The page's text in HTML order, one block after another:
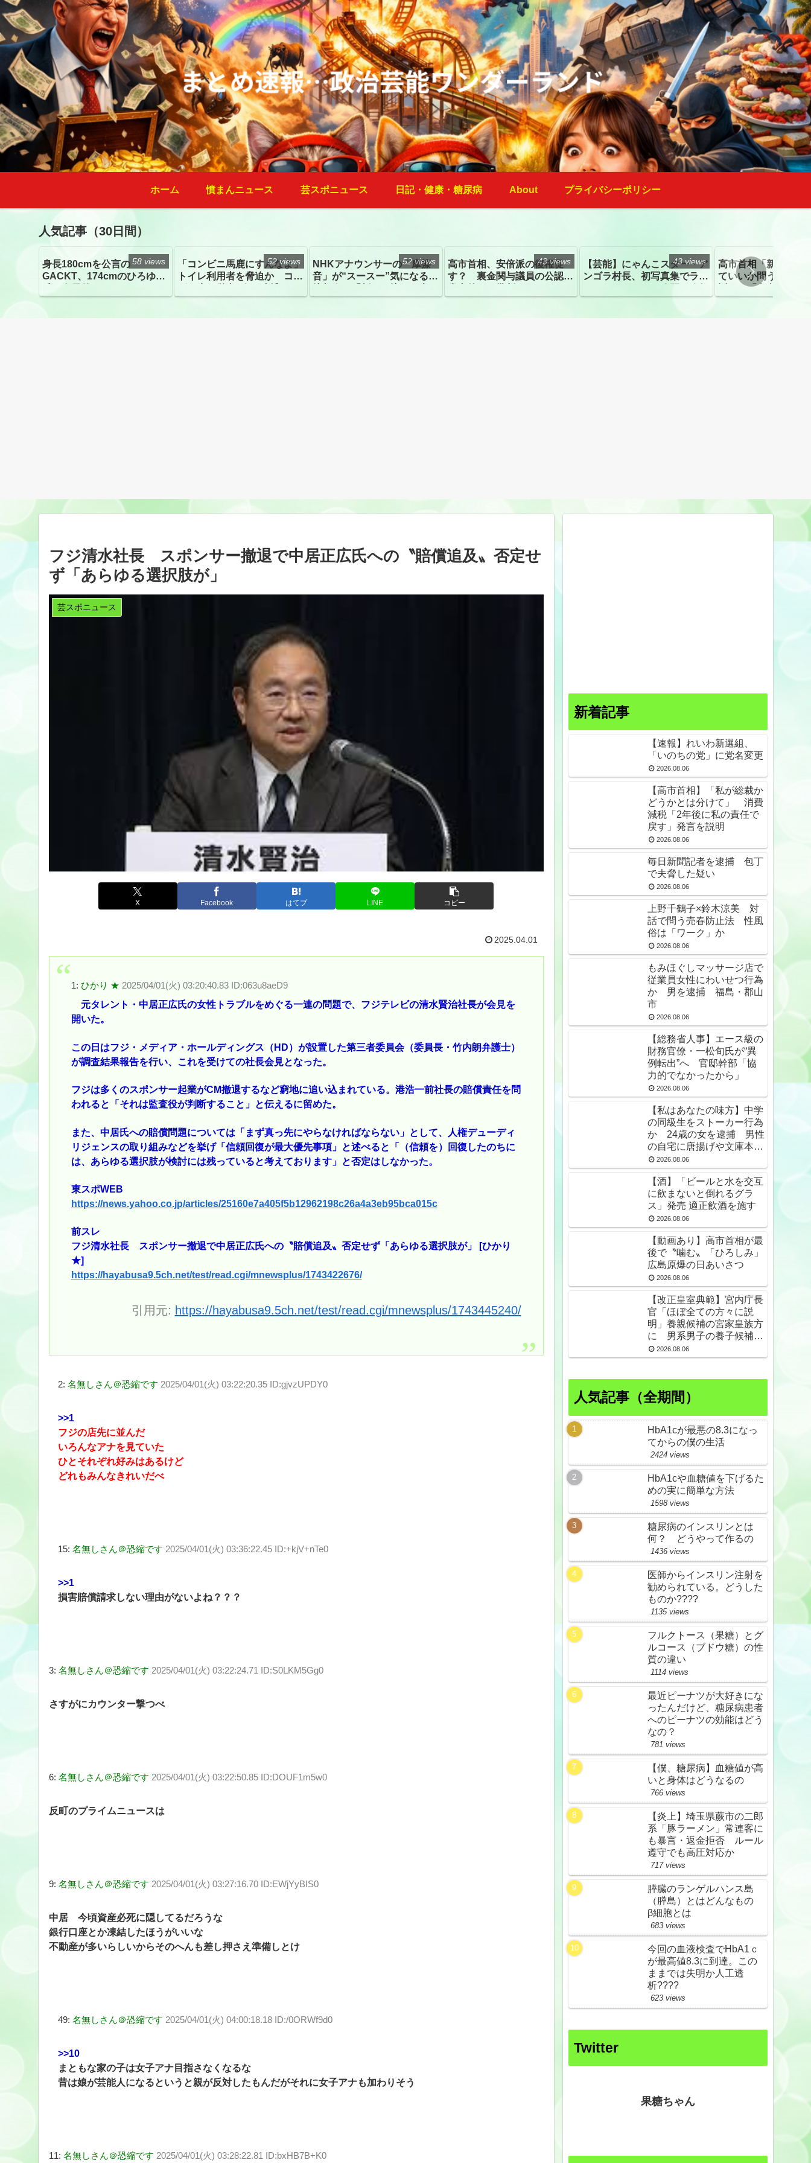
ホーム 憤まんニュース 芸スポニュース 日記・健康・糖尿病 About プライバシーポリシー
人気記事（30日間）
身長180cmを公言の
GACKT、174cmのひろゆき
トざわつき イベントでの写
58 views
「コンビニ馬鹿にすんなよ」
トイレ利用者を脅迫か コン
52 views
NHKアナウンサーの「摩擦
音」が“スースー”気になる指
聴こえる。聴きづらい」
52 views
高市首相、安倍派の復権促
す？ 裏金関与議員の公認、
43 views
【芸能】にゃんこスター・ア
ンゴラ村長、初写真集でラン
はデジタル写真集が異例の大
43 views
高市首相「新たな国
ていいか問う」 受
訴え！「高市自民に
フジ清水社長 スポンサー撤退で中居正広氏への〝賠償追及〟否定せ
ず「あらゆる選択肢が」
芸スポニュース
X Facebook はてブ LINE コピー
2025.04.01
1: ひかり ★ 2025/04/01(火) 03:20:40.83 ID:063u8aeD9
元タレント・中居正広氏の女性トラブルをめぐる一連の問題で、フジテレビの清水賢治社長が会見を
開いた。
この日はフジ・メディア・ホールディングス（HD）が設置した第三者委員会（委員長・竹内朗弁護士）
が調査結果報告を行い、これを受けての社長会見となった。
フジは多くのスポンサー起業がCM撤退するなど窮地に追い込まれている。港浩一前社長の賠償責任を問
われると「それは監査役が判断すること」と伝えるに留めた。
また、中居氏への賠償問題については「まず真っ先にやらなければならない」として、人権デューディ
リジェンスの取り組みなどを挙げ「信頼回復が最大優先事項」と述べると「（信頼を）回復したのちに
は、あらゆる選択肢が検討には残っていると考えております」と否定はしなかった。
東スポWEB
https://news.yahoo.co.jp/articles/25160e7a405f5b12962198c26a4a3eb95bca015c
前スレ
フジ清水社長 スポンサー撤退で中居正広氏への〝賠償追及〟否定せず「あらゆる選択肢が」 [ひかり
★]
https://hayabusa9.5ch.net/test/read.cgi/mnewsplus/1743422676/
引用元: https://hayabusa9.5ch.net/test/read.cgi/mnewsplus/1743445240/
2: 名無しさん＠恐縮です 2025/04/01(火) 03:22:20.35 ID:gjvzUPDY0
>>1
フジの店先に並んだ
いろんなアナを見ていた
ひとそれぞれ好みはあるけど
どれもみんなきれいだべ
15: 名無しさん＠恐縮です 2025/04/01(火) 03:36:22.45 ID:+kjV+nTe0
>>1
損害賠償請求しない理由がないよね？？？
3: 名無しさん＠恐縮です 2025/04/01(火) 03:22:24.71 ID:S0LKM5Gg0
さすがにカウンター撃つべ
6: 名無しさん＠恐縮です 2025/04/01(火) 03:22:50.85 ID:DOUF1m5w0
反町のプライムニュースは
9: 名無しさん＠恐縮です 2025/04/01(火) 03:27:16.70 ID:EWjYyBIS0
中居 今頃資産必死に隠してるだろうな
銀行口座とか凍結したほうがいいな
不動産が多いらしいからそのへんも差し押さえ準備しとけ
49: 名無しさん＠恐縮です 2025/04/01(火) 04:00:18.18 ID:/0ORWf9d0
>>10
まともな家の子は女子アナ目指さなくなるな
昔は娘が芸能人になるというと親が反対したもんだがそれに女子アナも加わりそう
11: 名無しさん＠恐縮です 2025/04/01(火) 03:28:22.81 ID:bxHB7B+K0
新着記事
【速報】れいわ新選組、
「いのちの党」に党名変更
2026.08.06
【高市首相】「私が総裁か
どうかとは分けて」 消費
減税「2年後に私の責任で
戻す」発言を説明
2026.08.06
毎日新聞記者を逮捕 包丁
で夫脅した疑い
2026.08.06
上野千鶴子×鈴木涼美 対
話で問う売春防止法 性風
俗は「ワーク」か
2026.08.06
もみほぐしマッサージ店で
従業員女性にわいせつ行為
か 男を逮捕 福島・郡山
市
2026.08.06
【総務省人事】エース級の
財務官僚・一松旬氏が“異
例転出”へ 官邸幹部「協
力的でなかったから」
2026.08.06
【私はあなたの味方】中学
の同級生をストーカー行為
か 24歳の女を逮捕 男性
の自宅に唐揚げや文庫本な
ど繰り返し届ける / 兵庫県
★2
2026.08.06
【酒】「ビールと水を交互
に飲まないと倒れるグラ
ス」発売 適正飲酒を施す
2026.08.06
【動画あり】高市首相が最
後で〝噛む〟「ひろしみ」
広島原爆の日あいさつ
2026.08.06
【改正皇室典範】宮内庁長
官「ほぼ全ての方々に説
明」養親候補の宮家皇族方
に 男系男子の養子候補は
「把握せず」
2026.08.06
人気記事（全期間）
HbA1cが最悪の8.3になっ
てからの僕の生活
2424 views
HbA1cや血糖値を下げるた
めの実に簡単な方法
1598 views
糖尿病のインスリンとは
何？ どうやって作るの
1436 views
医師からインスリン注射を
勧められている。どうした
ものか????
1135 views
フルクトース（果糖）とグ
ルコース（ブドウ糖）の性
質の違い
1114 views
最近ピーナツが大好きにな
ったんだけど、糖尿病患者
へのピーナツの効能はどう
なの？
781 views
【僕、糖尿病】血糖値が高
いと身体はどうなるの
766 views
【炎上】埼玉県蕨市の二郎
系「豚ラーメン」常連客に
も暴言・返金拒否 ルール
遵守でも高圧対応か
717 views
膵臓のランゲルハンス島
（膵島）とはどんなもの
β細胞とは
683 views
今回の血液検査でHbA1ｃ
が最高値8.3に到達。この
ままでは失明か人工透
析????
623 views
Twitter
果糖ちゃん